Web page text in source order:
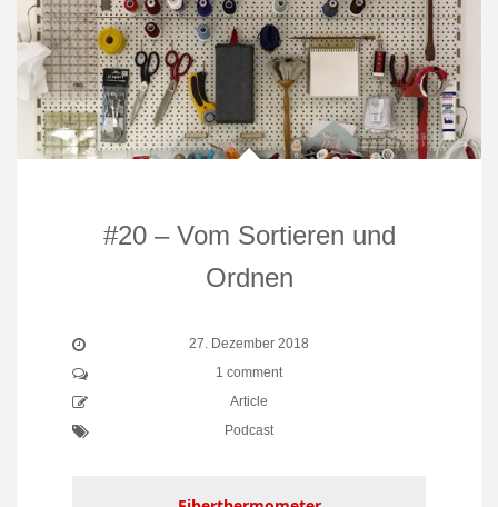
#20 – Vom Sortieren und
Ordnen
27. Dezember 2018
1 comment
Article
Podcast